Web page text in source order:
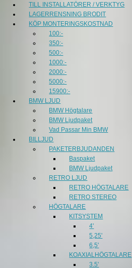
TILL INSTALLATÖRER / VERKTYG
LAGERRENSNING BRODIT
KÖP MONTERINGSKOSTNAD
100:-
350:-
500:-
1000:-
2000:-
5000:-
15900:-
BMW LJUD
BMW Högtalare
BMW Ljudpaket
Vad Passar Min BMW
BILLJUD
PAKETERBJUDANDEN
Baspaket
BMW Ljudpaket
RETRO LJUD
RETRO HÖGTALARE
RETRO STEREO
HÖGTALARE
KITSYSTEM
4'
5,25'
6,5'
KOAXIALHÖGTALARE
3.5'